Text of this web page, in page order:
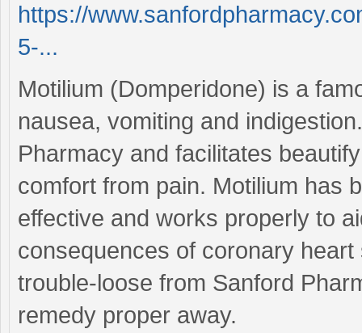
https://
5-...
Motilium (Domperidone) is a
nausea, vomiting and
Pharmacy and facilitates
comfort from pain. Motilium has
effective and works properly to
consequences of coronary
trouble-loose from Sanford
remedy proper away.